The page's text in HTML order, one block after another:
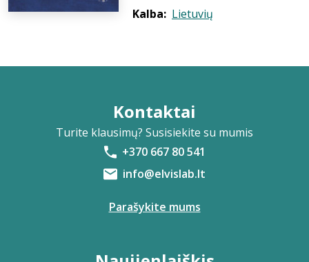
Kalba: Lietuvių
Kontaktai
Turite klausimų? Susisiekite su mumis
+370 667 80 541
info@elvislab.lt
Parašykite mums